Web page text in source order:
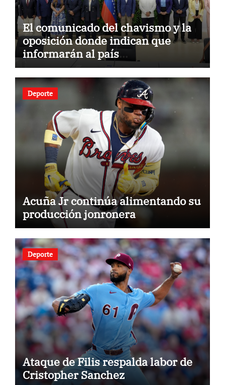
El comunicado del chavismo y la
oposición donde indican que
informarán al país
oportunamente sobre los avances
alcanzado
Deporte
Acuña Jr continúa alimentando su
producción jonronera
Deporte
Ataque de Filis respalda labor de
Cristopher Sanchez